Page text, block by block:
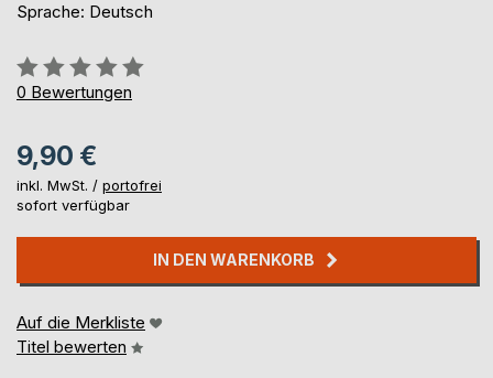
Sprache: Deutsch
Bewertung::
0%
0 Bewertungen
9,90 €
inkl. MwSt. / portofrei
sofort verfügbar
IN DEN WARENKORB
Auf die Merkliste
Titel bewerten